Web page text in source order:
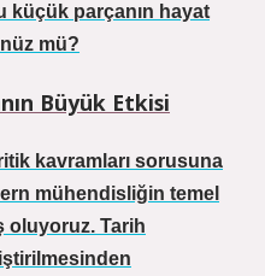
küçük parçanın hayat
mü?
Büyük Etkisi
kavramları sorusuna
mühendisliğin temel
oluyoruz. Tarih